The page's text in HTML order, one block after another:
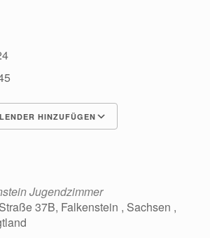
HINZUFÜGEN
Jugendzimmer
37B, Falkenstein , Sachsen ,